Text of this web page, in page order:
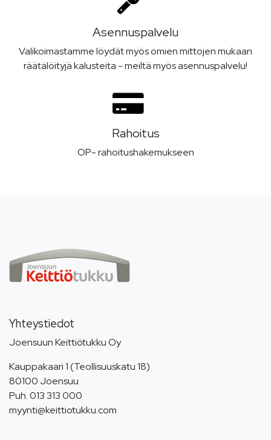
Asennus­palvelu
Valikoimastamme löydät myös omien mittojen mukaan
räätälöityjä kalusteita - meiltä myös asennuspalvelu!
Rahoitus
OP- rahoitushakemukseen
Yhteystiedot
Joensuun Keittiötukku Oy
Kauppakaari 1 (Teollisuuskatu 18)
80100 Joensuu
Puh.013 313 000
myynti@keittiotukku.com